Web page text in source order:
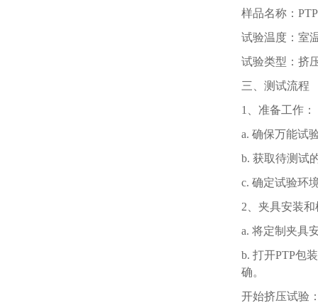
样品名称：
试验温度：室
试验类型：挤
三、 测试流程
1、 准备工作：
a. 确保万能试
b. 获取待测试
c. 确定试验环
2、 夹具安装
a. 将定制夹具
b. 打开PTP包
确。
开始挤压试验